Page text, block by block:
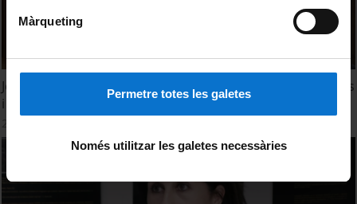
Màrqueting
Permetre totes les galetes
Només utilitzar les galetes necessàries
Jornada de Portes Obertes de la Facultat de Matemàtiques
i Informàtica de la UB